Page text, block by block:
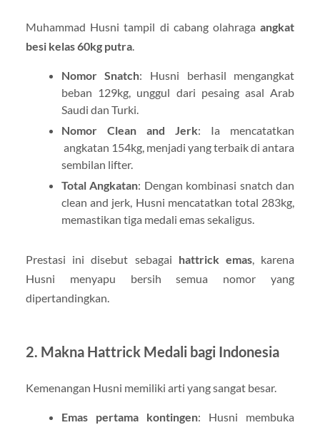
Muhammad Husni tampil di cabang olahragaangkat
besi kelas 60kg putra.
Nomor Snatch: Husni berhasil mengangkat
beban 129kg, unggul dari pesaing asal Arab
Saudi dan Turki.
Nomor Clean and Jerk: Ia mencatatkan
angkatan 154kg, menjadi yang terbaik di antara
sembilan lifter.
Total Angkatan: Dengan kombinasi snatch dan
clean and jerk, Husni mencatatkan total 283kg,
memastikan tiga medali emas sekaligus.
Prestasi ini disebut sebagai hattrick emas, karena
Husni menyapu bersih semua nomor yang
dipertandingkan.
2. Makna Hattrick Medali bagi Indonesia
Kemenangan Husni memiliki arti yang sangat besar.
Emas pertama kontingen: Husni membuka